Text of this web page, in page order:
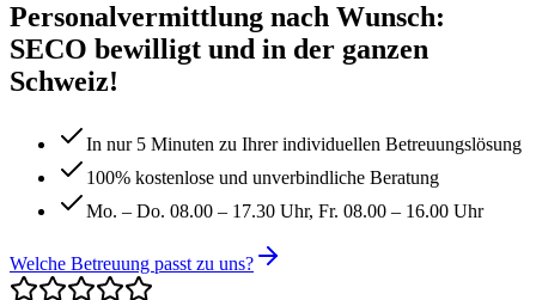
Personalvermittlung nach Wunsch:
SECO bewilligt und in der ganzen
Schweiz!
In nur 5 Minuten zu Ihrer individuellen Betreuungslösung
100% kostenlose und unverbindliche Beratung
Mo. – Do. 08.00 – 17.30 Uhr, Fr. 08.00 – 16.00 Uhr
Welche Betreuung passt zu uns?